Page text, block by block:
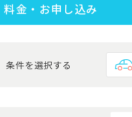
料金・お申し込み
条件を選択する